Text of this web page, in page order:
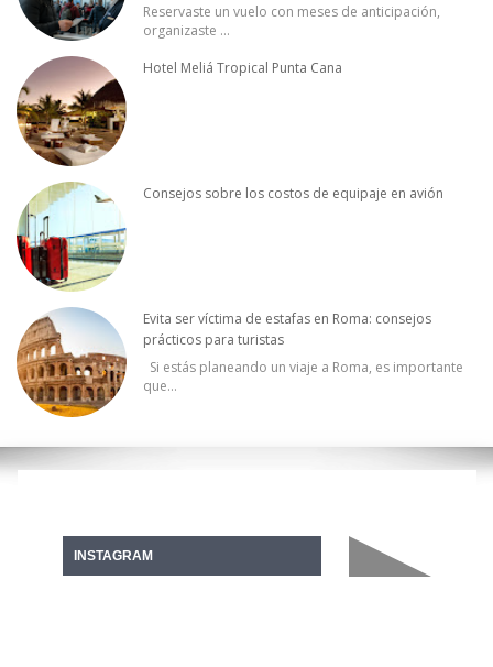
Reservaste un vuelo con meses de anticipación,
organizaste ...
Hotel Meliá Tropical Punta Cana
Consejos sobre los costos de equipaje en avión
Evita ser víctima de estafas en Roma: consejos
prácticos para turistas
Si estás planeando un viaje a Roma, es importante
que...
INSTAGRAM